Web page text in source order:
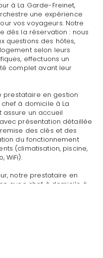
à La Garde-Freinet,
une expérience
vos voyageurs. Notre
dès la réservation : nous
questions des hôtes,
selon leurs
effectuons un
complet avant leur
prestataire en gestion
à domicile à La
assure un accueil
présentation détaillée
des clés et des
du fonctionnement
(climatisation, piscine,
WiFi).
notre prestataire en
avec chef à domicile à